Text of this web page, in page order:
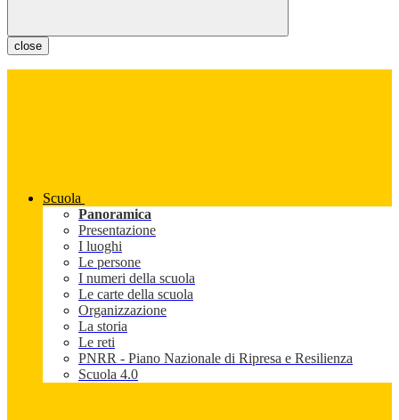
close
Scuola
Panoramica
Presentazione
I luoghi
Le persone
I numeri della scuola
Le carte della scuola
Organizzazione
La storia
Le reti
PNRR - Piano Nazionale di Ripresa e Resilienza
Scuola 4.0